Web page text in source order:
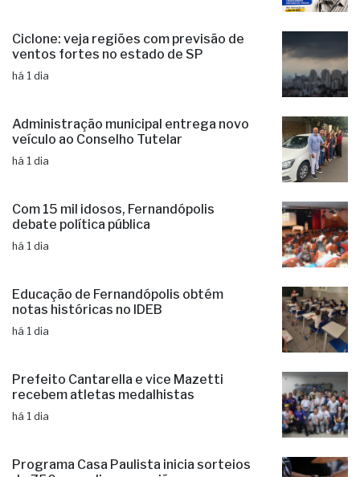
Ciclone: veja regiões com previsão de
ventos fortes no estado de SP
há 1 dia
Administração municipal entrega novo
veículo ao Conselho Tutelar
há 1 dia
Com 15 mil idosos, Fernandópolis
debate política pública
há 1 dia
Educação de Fernandópolis obtém
notas históricas no IDEB
há 1 dia
Prefeito Cantarella e vice Mazetti
recebem atletas medalhistas
há 1 dia
Programa Casa Paulista inicia sorteios